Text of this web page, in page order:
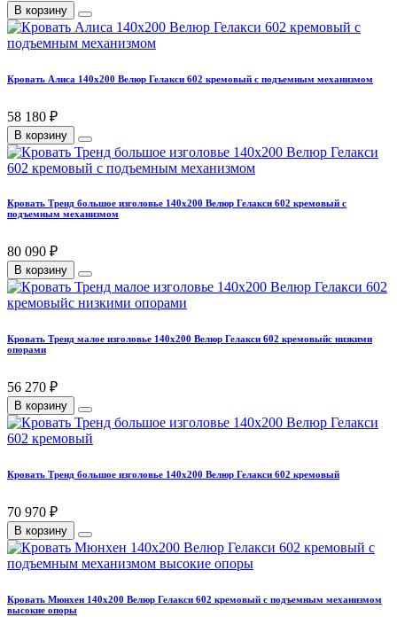
В корзину
Кровать Алиса 140х200 Велюр Гелакси 602 кремовый с подъемным механизмом
58 180 ₽
В корзину
Кровать Тренд большое изголовье 140х200 Велюр Гелакси 602 кремовый с
подъемным механизмом
80 090 ₽
В корзину
Кровать Тренд малое изголовье 140х200 Велюр Гелакси 602 кремовыйс низкими
опорами
56 270 ₽
В корзину
Кровать Тренд большое изголовье 140х200 Велюр Гелакси 602 кремовый
70 970 ₽
В корзину
Кровать Мюнхен 140х200 Велюр Гелакси 602 кремовый с подъемным механизмом
высокие опоры